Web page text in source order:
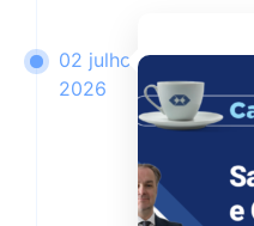
02 julho
2026